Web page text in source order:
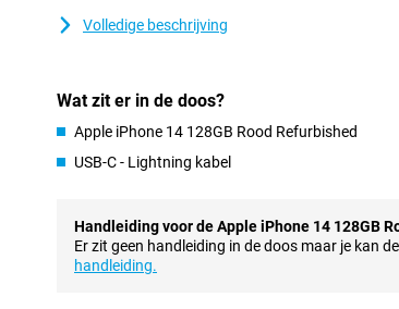
Dankzij NFC-technologie hoef je je portemonnee
ontgrendelen met gezichtsherkenning. Veiligheid is
Veelzijdige camera’s voor elk moment
Bij de Apple iPhone 14 128GB Rood Refurbished
duidelijkere en scherpere foto's!
heldere foto's. Daarnaast is er een
voor landschappen of groepsfoto’s. Zo heb je
Zo heb je met de iPhone 14 altijd de juiste lens
Volledige beschrijving
Wat zit er in de doos?
Apple iPhone 14 128GB Rood Refurbished
USB-C - Lightning kabel
Handleiding voor de Apple iPhone 14 128GB
Er zit geen handleiding in de doos maar je kan
handleiding.